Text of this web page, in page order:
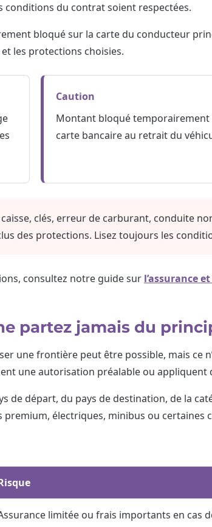
conditions du contrat soient respectées.
bloqué sur la carte du conducteur
et les protections choisies.
Caution
Montant bloqué temporairement
carte bancaire au retrait du
clés, erreur de carburant, conduite
des protections. Lisez toujours les
consultez notre guide sur l’assurance
partez jamais du
une frontière peut être possible, mais ce
une autorisation préalable ou
de départ, du pays de destination, de la
électriques, minibus ou certaines
limitée ou frais importants en cas